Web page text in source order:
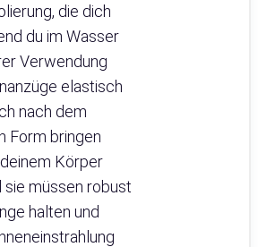
die dich
du im Wasser
Verwendung
elastisch
nach dem
Form bringen
Körper
sie müssen robust
halten und